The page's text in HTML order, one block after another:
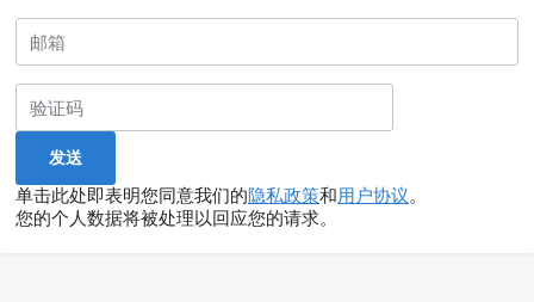
单击此处即表明您同意我们的隐私政策和用户协议。
您的个人数据将被处理以回应您的请求。